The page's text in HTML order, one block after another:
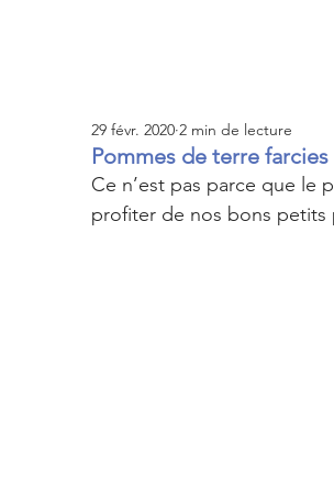
Pommes de terre
29 févr. 2020 2 min de lecture
Ce n’est pas parce que le
profiter de nos bons petits